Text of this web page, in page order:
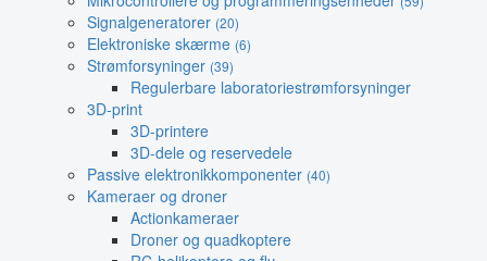
Signalgeneratorer (20)
Elektroniske skærme (6)
Strømforsyninger (39)
Regulerbare laboratoriestrømforsyninger
3D-print
3D-printere
3D-dele og reservedele
Passive elektronikkomponenter (40)
Kameraer og droner
Actionkameraer
Droner og quadkoptere